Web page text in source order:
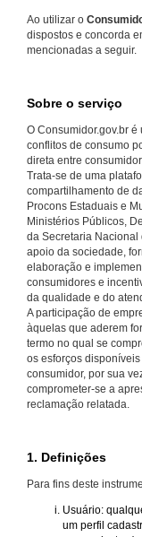
Ao utilizar o
dispostos e concorda
mencionadas a seguir.
Sobre o serviço
O Consumidor.gov.br
conflitos de consumo
direta entre
Trata-se de uma
compartilhamento de
Procons Estaduais e
Ministérios Públicos,
da Secretaria Nacional
apoio da sociedade,
elaboração e
consumidores e
da qualidade e do
A participação de
àquelas que aderem
termo no qual se
os esforços
consumidor, por sua
comprometer-se a
reclamação relatada.
1. Definições
Para fins deste
Usuário:
um perfil